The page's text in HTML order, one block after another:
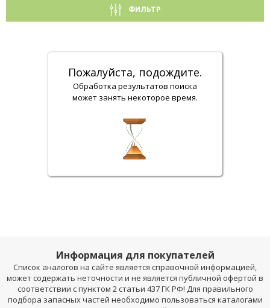
ФИЛЬТР
Пожалуйста, подождите.
Обработка результатов поиска
может занять некоторое время.
Информация для покупателей
Список аналогов на сайте является справочной информацией,
может содержать неточности и не является публичной офертой в
соответствии с пунктом 2 статьи 437 ГК РФ! Для правильного
подбора запасных частей необходимо пользоваться каталогами